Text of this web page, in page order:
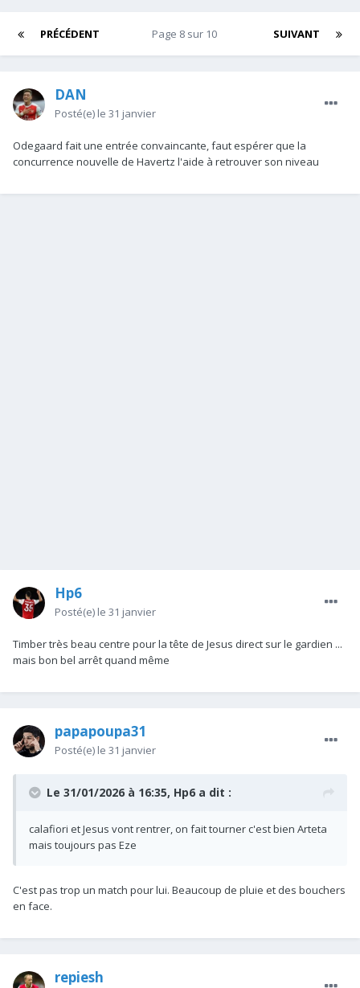
PRÉCÉDENT SUIVANT
Page 8 sur 10
DAN
Posté(e) le 31 janvier
Odegaard fait une entrée convaincante, faut espérer que la
concurrence nouvelle de Havertz l'aide à retrouver son niveau
Hp6
Posté(e) le 31 janvier
Timber très beau centre pour la tête de Jesus direct sur le gardien ...
mais bon bel arrêt quand même
papapoupa31
Posté(e) le 31 janvier
Le 31/01/2026 à 16:35, Hp6 a dit :
calafiori et Jesus vont rentrer, on fait tourner c'est bien Arteta
mais toujours pas Eze
C'est pas trop un match pour lui. Beaucoup de pluie et des bouchers
en face.
repiesh